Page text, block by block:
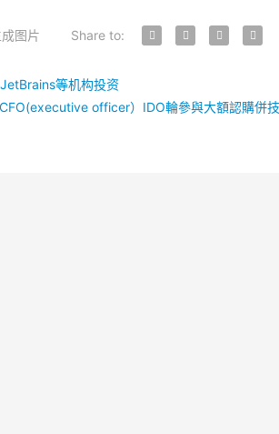
图片 Share to:
等机构投资
officer）IDO輪參與大額認購併